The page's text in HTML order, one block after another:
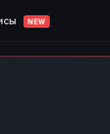
NEW